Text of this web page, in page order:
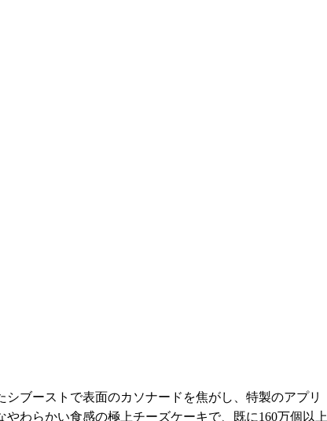
ブーストで表面のカソナードを焦がし、特製のアプリ
わらかい食感の極上チーズケーキで、既に160万個以上